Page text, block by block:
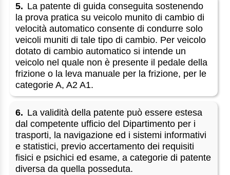
5. La patente di guida conseguita sostenendo
la prova pratica su veicolo munito di cambio di
velocità automatico consente di condurre solo
veicoli muniti di tale tipo di cambio. Per veicolo
dotato di cambio automatico si intende un
veicolo nel quale non è presente il pedale della
frizione o la leva manuale per la frizione, per le
categorie A, A2 A1.
6. La validità della patente può essere estesa
dal competente ufficio del Dipartimento per i
trasporti, la navigazione ed i sistemi informativi
e statistici, previo accertamento dei requisiti
fisici e psichici ed esame, a categorie di patente
diversa da quella posseduta.